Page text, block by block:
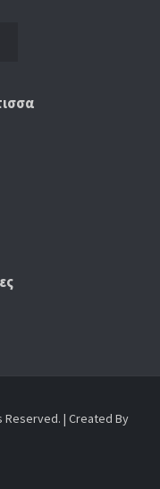
Reserved. | Created By